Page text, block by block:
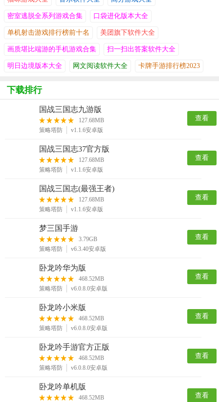
密室逃脱全系列游戏合集 口袋进化版本大全
单机射击游戏排行榜前十名 美团旗下软件大全
画质堪比端游的手机游戏合集 扫一扫出答案软件大全
明日边境版本大全 网文阅读软件大全 卡牌手游排行榜2023
下载排行
国战三国志九游版
127.68MB
策略塔防
v1.1.6安卓版
查看
国战三国志37官方版
127.68MB
策略塔防
v1.1.6安卓版
查看
国战三国志(最强王者)
127.68MB
策略塔防
v1.1.6安卓版
查看
梦三国手游
3.79GB
策略塔防
v6.3.40安卓版
查看
卧龙吟华为版
468.52MB
策略塔防
v6.0.8.0安卓版
查看
卧龙吟小米版
468.52MB
策略塔防
v6.0.8.0安卓版
查看
卧龙吟手游官方正版
468.52MB
策略塔防
v6.0.8.0安卓版
查看
卧龙吟单机版
468.52MB 查看